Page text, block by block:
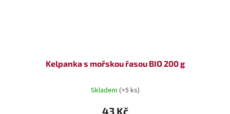
Kelpanka s mořskou řasou BIO 200 g
Skladem (>5 ks)
43 Kč